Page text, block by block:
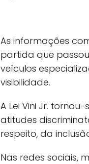
As informações
partida que
veículos
visibilidade.
A Lei Vini Jr.
atitudes
respeito, da
Nas redes sociais,